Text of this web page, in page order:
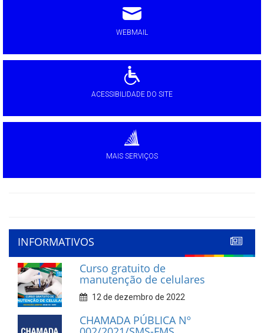
WEBMAIL
ACESSIBILIDADE DO SITE
MAIS SERVIÇOS
INFORMATIVOS
Curso gratuito de
manutenção de celulares
12 de dezembro de 2022
CHAMADA PÚBLICA Nº